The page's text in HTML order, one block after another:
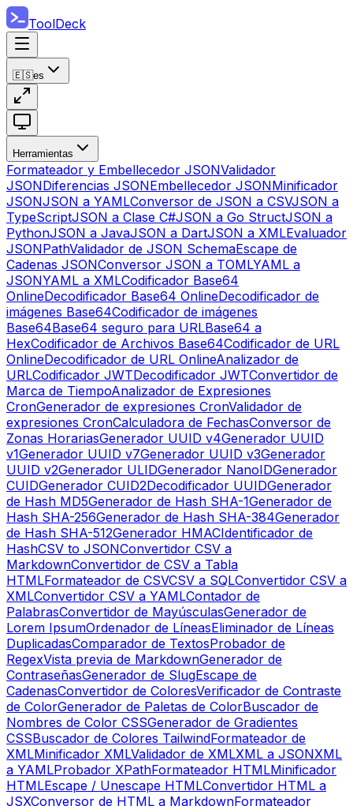
ToolDeck
🇪🇸es
Herramientas
Formateador y Embellecedor JSONValidador
JSONDiferencias JSONEmbellecedor JSONMinificador
JSONJSON a YAMLConversor de JSON a CSVJSON a
TypeScriptJSON a Clase C#JSON a Go StructJSON a
PythonJSON a JavaJSON a DartJSON a XMLEvaluador
JSONPathValidador de JSON SchemaEscape de
Cadenas JSONConversor JSON a TOMLYAML a
JSONYAML a XMLCodificador Base64
OnlineDecodificador Base64 OnlineDecodificador de
imágenes Base64Codificador de imágenes
Base64Base64 seguro para URLBase64 a
HexCodificador de Archivos Base64Codificador de URL
OnlineDecodificador de URL OnlineAnalizador de
URLCodificador JWTDecodificador JWTConvertidor de
Marca de TiempoAnalizador de Expresiones
CronGenerador de expresiones CronValidador de
expresiones CronCalculadora de FechasConversor de
Zonas HorariasGenerador UUID v4Generador UUID
v1Generador UUID v7Generador UUID v3Generador
UUID v2Generador ULIDGenerador NanoIDGenerador
CUIDGenerador CUID2Decodificador UUIDGenerador
de Hash MD5Generador de Hash SHA-1Generador de
Hash SHA-256Generador de Hash SHA-384Generador
de Hash SHA-512Generador HMACIdentificador de
HashCSV to JSONConvertidor CSV a
MarkdownConvertidor de CSV a Tabla
HTMLFormateador de CSVCSV a SQLConvertidor CSV a
XMLConvertidor CSV a YAMLContador de
PalabrasConvertidor de MayúsculasGenerador de
Lorem IpsumOrdenador de LíneasEliminador de Líneas
DuplicadasComparador de TextosProbador de
RegexVista previa de MarkdownGenerador de
ContraseñasGenerador de SlugEscape de
CadenasConvertidor de ColoresVerificador de Contraste
de ColorGenerador de Paletas de ColorBuscador de
Nombres de Color CSSGenerador de Gradientes
CSSBuscador de Colores TailwindFormateador de
XMLMinificador XMLValidador de XMLXML a JSONXML
a YAMLProbador XPathFormateador HTMLMinificador
HTMLEscape / Unescape HTMLConvertidor HTML a
JSXConversor de HTML a MarkdownFormateador